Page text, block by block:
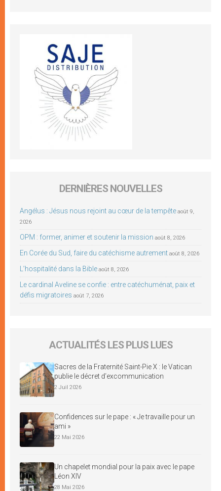
DERNIÈRES NOUVELLES
Angélus : Jésus nous rejoint au cœur de la tempête août 9,
2026
OPM : former, animer et soutenir la mission août 8, 2026
En Corée du Sud, faire du catéchisme autrement août 8, 2026
L’hospitalité dans la Bible août 8, 2026
Le cardinal Aveline se confie : entre catéchuménat, paix et
défis migratoires août 7, 2026
ACTUALITÉS LES PLUS LUES
Sacres de la Fraternité Saint-Pie X : le Vatican
publie le décret d’excommunication
2 Juil 2026
Confidences sur le pape : « Je travaille pour un
ami »
22 Mai 2026
Un chapelet mondial pour la paix avec le pape
Léon XIV
28 Mai 2026